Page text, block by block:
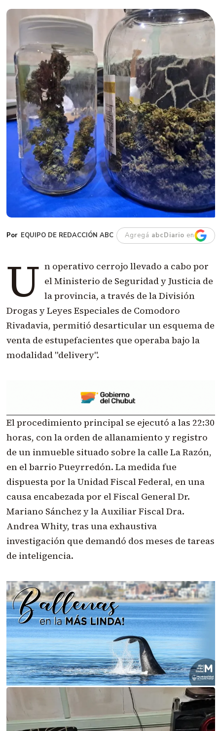
EQUIPO DE REDACCIÓN ABC Agregá abcDiario en
U n operativo cerrojo llevado a cabo por
el Ministerio de Seguridad y Justicia de
la provincia, a través de la División
Drogas y Leyes Especiales de Comodoro
Rivadavia, permitió desarticular un esquema de
venta de estupefacientes que operaba bajo la
modalidad "delivery".
El procedimiento principal se ejecutó a las 22:30
horas, con la orden de allanamiento y registro
de un inmueble situado sobre la calle La Razón,
en el barrio Pueyrredón. La medida fue
dispuesta por la Unidad Fiscal Federal, en una
causa encabezada por el Fiscal General Dr.
Mariano Sánchez y la Auxiliar Fiscal Dra.
Andrea Whity, tras una exhaustiva
investigación que demandó dos meses de tareas
de inteligencia.